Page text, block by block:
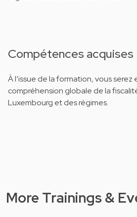
Compétences acquises
À l’issue de la formation, vous serez
compréhension globale de la
Luxembourg et des régimes.
More Trainings &